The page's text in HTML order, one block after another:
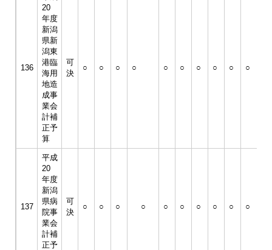
136
20
年度
新潟
県新
潟東
港臨
海用
地造
成事
業会
計補
正予
算
可
決
○ ○ ○ ○ ○ ○ ○ ○ ○ ○
137
平成
20
年度
新潟
県病
院事
業会
計補
正予
可
決
○ ○ ○ ○ ○ ○ ○ ○ ○ ○